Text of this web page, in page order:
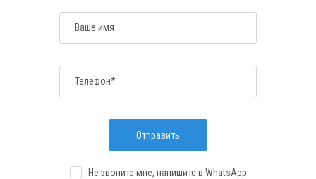
Ваше имя
Телефон*
Отправить
Не звоните мне, напишите в WhatsApp